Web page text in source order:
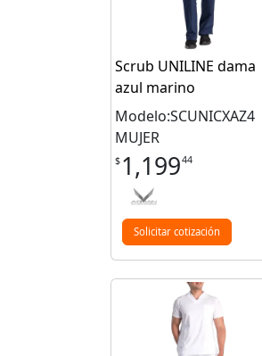
Scrub UNILINE dama
azul marino
Modelo:SCUNICXAZ4
MUJER
$ 1,19944
Solicitar cotización